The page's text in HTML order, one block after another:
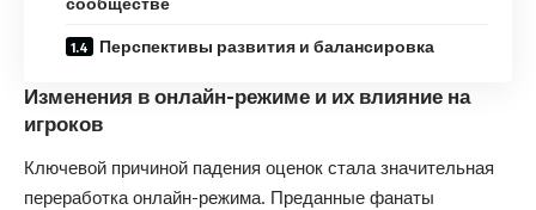
Перспективы развития и балансировка
Изменения в онлайн-режиме и их влияние на
игроков
Ключевой причиной падения оценок стала значительная
переработка онлайн-режима. Преданные фанаты